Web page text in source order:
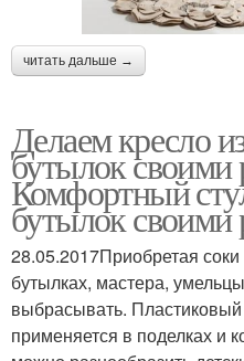
читать дальше →
Делаем кресло
бутылок своими
Комфортный
бутылок своими
28.05.2017Приобретая
бутылках, мастера,
выбрасывать.
применяется в поделках и